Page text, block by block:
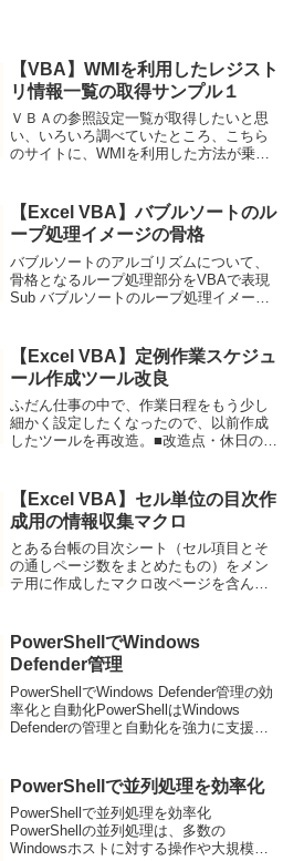
【VBA】WMIを利用したレジスト
リ情報一覧の取得サンプル１
ＶＢＡの参照設定一覧が取得したいと思
い、いろいろ調べていたところ、こちら
のサイトに、WMIを利用した方法が乗っ
りにアレンジしてみた。まだまだ勉強不
足だ。Sub tes...
【Excel VBA】バブルソートのル
ープ処理イメージの骨格
バブルソートのアルゴリズムについて、
骨格となるループ処理部分をVBAで表現
Sub バブルソートのループ処理イメージ()
【Excel VBA】定例作業スケジュ
ール作成ツール改良
ふだん仕事の中で、作業日程をもう少し
細かく設定したくなったので、以前作成
したツールを再改造。■改造点・休日の色
つくれるようにした。なお、エラーハン
ドリングは実装なし。イ...
【Excel VBA】セル単位の目次作
成用の情報収集マクロ
とある台帳の目次シート（セル項目とそ
の通しページ数をまとめたもの）をメン
テ用に作成したマクロ改ページを含んだ
いたので、これで機械的に通しページを
拾えるのは大きい。---...
PowerShellでWindows
Defender管理
PowerShellでWindows Defender管理の効
率化と自動化PowerShellはWindows
Defenderの管理と自動化を強力に支援
けるDefen...
PowerShellで並列処理を効率化
PowerShellで並列処理を効率化
PowerShellの並列処理は、多数の
Windowsホストに対する操作や大規模デ